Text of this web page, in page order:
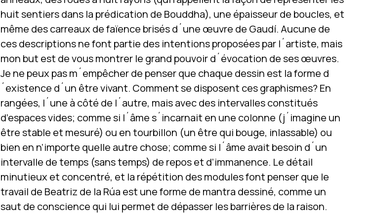
huit sentiers dans la prédication de Bouddha), une épaisseur de boucles, et
même des carreaux de faïence brisés d´une œuvre de Gaudí. Aucune de
ces descriptions ne font partie des intentions proposées par l´artiste, mais
mon but est de vous montrer le grand pouvoir d´évocation de ses œuvres.
Je ne peux pas m´empêcher de penser que chaque dessin est la forme d
´existence d´un être vivant. Comment se disposent ces graphismes? En
rangées, l´une à côté de l´autre, mais avec des intervalles constitués
d’espaces vides; comme si l´âme s´incarnait en une colonne (j´imagine un
être stable et mesuré) ou en tourbillon (un être qui bouge, inlassable) ou
bien en n’importe quelle autre chose; comme si l´âme avait besoin d´un
intervalle de temps (sans temps) de repos et d’immanence. Le détail
minutieux et concentré, et la répétition des modules font penser que le
travail de Beatriz de la Rúa est une forme de mantra dessiné, comme un
saut de conscience qui lui permet de dépasser les barrières de la raison.